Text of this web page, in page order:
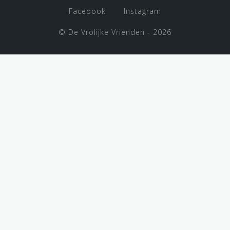
Facebook Instagram
© De Vrolijke Vrienden - 2026